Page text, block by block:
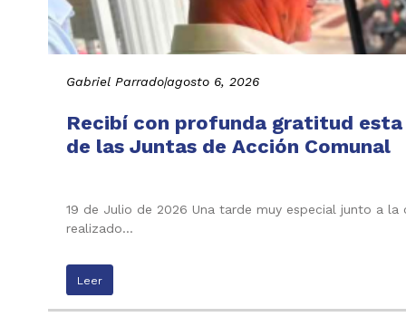
Gabriel Parrado|agosto 6, 2026
Recibí con profunda gratitud
de las Juntas de Acción Comunal
19 de Julio de 2026 Una tarde muy especial junto a
realizado…
Leer